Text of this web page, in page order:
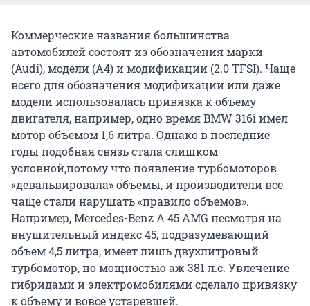
Коммерческие названия большинства
автомобилей состоят из обозначения марки
(Audi), модели (A4) и модификации (2.0 TFSI). Чаще
всего для обозначения модификации или даже
модели использовалась привязка к объему
двигателя, например, одно время BMW 316i имел
мотор объемом 1,6 литра. Однако в последние
годы подобная связь стала слишком
условной,потому что появление турбомоторов
«девальвировала» объемы, и производители все
чаще стали нарушать «правило объемов».
Например, Mercedes-Benz A 45 AMG несмотря на
внушительный индекс 45, подразумевающий
объем 4,5 литра, имеет лишь двухлитровый
турбомотор, но мощностью аж 381 л.с. Увлечение
гибридами и электромобилями сделало привязку
к объему и вовсе устаревшей.